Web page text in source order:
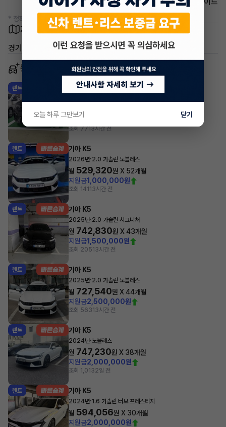
* 정확한 정보는 판매자와 반드시 확인하시기 바랍니다.
차량 위치
경기 포천시 소흘읍 송우리
동일 차종 이어카
렌트 기아 K5
월 650,298
지원금
조회 7713시간 전
렌트 기아 K5
2026년·2.0 가솔린 노블레스
월 529,320원 X 52개월
지원금1,000,000원
조회 141 13시간 전
렌트 기아 K5
2025년·2.0 가솔린 시그니처
월 742,830원 X43개월
지원금1,500,000원
조회 20513시간 전
렌트 기아 K5
2025년·2.0 가솔린 노블레스
월 727,540원 X44개월
지원금2,500,000원
조회 56313시간 전
렌트 기아 K5
2024년·노블레스
월 747,230원 X 38개월
지원금2,000,000원
조회 1,0132일 전
렌트 기아 K5
2024년·1.6 가솔린 터보 프레스티지
월 594,056원 X 30개월
지원금2,000,000원
오늘 하루 그만보기 닫기